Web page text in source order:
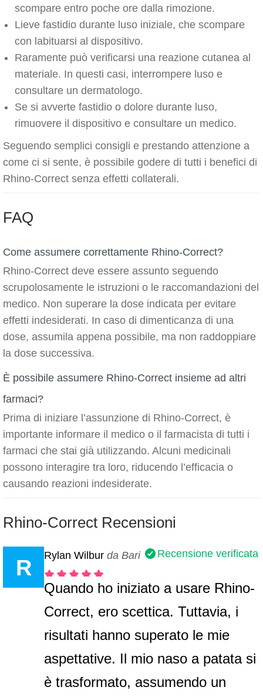
scompare entro poche ore dalla rimozione.
Lieve fastidio durante luso iniziale, che scompare
con labituarsi al dispositivo.
Raramente può verificarsi una reazione cutanea al
materiale. In questi casi, interrompere luso e
consultare un dermatologo.
Se si avverte fastidio o dolore durante luso,
rimuovere il dispositivo e consultare un medico.
Seguendo semplici consigli e prestando attenzione a
come ci si sente, è possibile godere di tutti i benefici di
Rhino-Correct senza effetti collaterali.
FAQ
Come assumere correttamente Rhino-Correct?
Rhino-Correct deve essere assunto seguendo
scrupolosamente le istruzioni o le raccomandazioni del
medico. Non superare la dose indicata per evitare
effetti indesiderati. In caso di dimenticanza di una
dose, assumila appena possibile, ma non raddoppiare
la dose successiva.
È possibile assumere Rhino-Correct insieme ad altri
farmaci?
Prima di iniziare l’assunzione di Rhino-Correct, è
importante informare il medico o il farmacista di tutti i
farmaci che stai già utilizzando. Alcuni medicinali
possono interagire tra loro, riducendo l’efficacia o
causando reazioni indesiderate.
Rhino-Correct Recensioni
R Rylan Wilbur da Bari Recensione verificata
Quando ho iniziato a usare Rhino-
Correct, ero scettica. Tuttavia, i
risultati hanno superato le mie
aspettative. Il mio naso a patata si
è trasformato, assumendo un